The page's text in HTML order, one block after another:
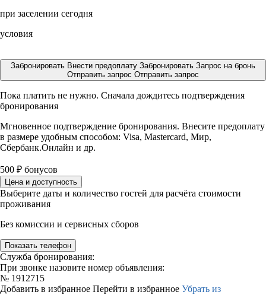
при заселении сегодня
условия
Забронировать Внести предоплату Забронировать Запрос на бронь
Отправить запрос Отправить запрос
Пока платить не нужно. Сначала дождитесь подтверждения
бронирования
Мгновенное подтверждение бронирования. Внесите предоплату
в размере удобным способом: Visa, Mastercard, Мир,
Сбербанк.Онлайн и др.
500 ₽ бонусов
Цена и доступность
Выберите даты и количество гостей для расчёта стоимости
проживания
Без комиссии и сервисных сборов
Показать телефон
Служба бронирования:
При звонке назовите номер объявления:
№ 1912715
Добавить в избранное Перейти в избранное Убрать из